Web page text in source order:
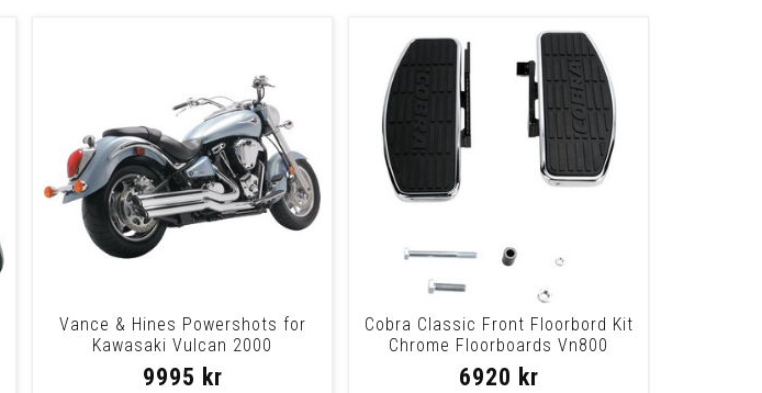
Vance & Hines Powershots for
Kawasaki Vulcan 2000
9995 kr
Cobra Classic Front Floorbord Kit
Chrome Floorboards Vn800
6920 kr